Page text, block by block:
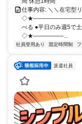
仕事内容: ＼＼在宅型
べる ●平日のみ週5で
◇★───────...
社員登用あり 固定時間制
派遣社員